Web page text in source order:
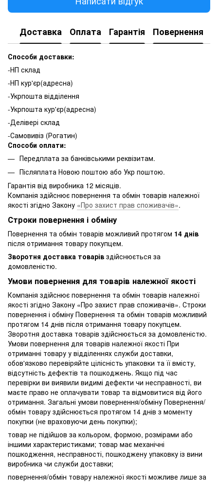
Доставка Оплата Гарантія Повернення
Способи доставки:
-НП склад
-НП кур'єр(адресна)
-Укрпошта відділення
-Укрпошта кур'єр(адресна)
-Делівері склад
-Самовивіз (Рогатин)
Способи оплати:
Передплата за банківськими реквізитам.
Післяплата Новою поштою або Укр поштою.
Гарантія від виробника 12 місяців.
Компанія здійснює повернення та обмін товарів належної
якості згідно Закону «Про захист прав споживачів».
Строки повернення і обміну
Повернення та обмін товарів можливий протягом 14 днів
після отримання товару покупцем.
Зворотня доставка товарів здійснюється за
домовленістю.
Умови повернення для товарів належної якості
Компанія здійснює повернення та обмін товарів належної
якості згідно Закону «Про захист прав споживачів». Строки
повернення і обміну Повернення та обмін товарів можливий
протягом 14 днів після отримання товару покупцем.
Зворотня доставка товарів здійснюється за домовленістю.
Умови повернення для товарів належної якості При
отриманні товару у відділеннях служби доставки,
обов'язково перевіряйте цілісність упаковки та її вмісту,
відсутність дефектів та пошкоджень. Якщо під час
перевірки ви виявили видимі дефекти чи несправності, ви
маєте право не оплачувати товар та відмовитися від його
отримання. Загальні умови повернення/обміну Повернення/
обмін товару здійснюється протягом 14 днів з моменту
покупки (не враховуючи день покупки);
товар не підійшов за кольором, формою, розмірами або
іншими характеристиками; товар має механічні
пошкодження, несправності, пошкоджену упаковку із вини
виробника чи служби доставки;
повернення/обмін товару належної якості можливе лише за